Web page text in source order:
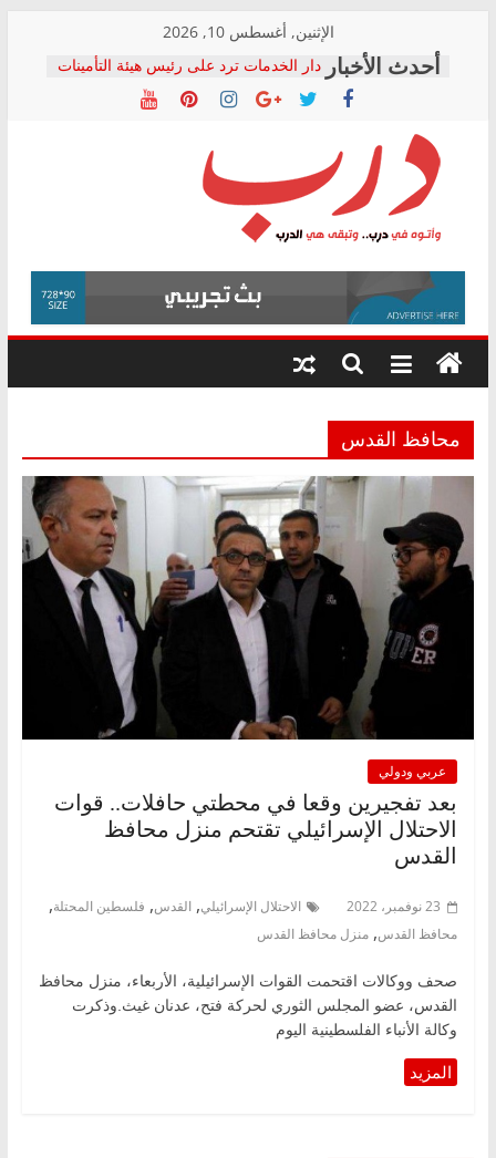
content
الإثنين, أغسطس 10, 2026
دار الخدمات ترد على رئيس هيئة التأمينات
بعد مؤتمره الصحفي: إنكار الأزمة لا ينهي
معاناة أصحاب المعاشات.. ونطالب بكشف
فرحات سليمان يكتب: القطاع الصحي إلى
أين؟
حزب التحالف الشعبي يطلق لجنة “الحق
في الصحة” بالإسكندرية لرصد الانتهاكات
ودعم المرضى
الوزاري لمدينة الصحفيين.. وانتهاء أعمال
إنشاء المبنى الإداري
المجلس القومي لحقوق الإنسان يعلن
متابعة قضية الدكتور محمد زهران.. ويؤكد:
قرينة البراءة وضمانات المحاكمة العادلة
درب
وأتوه
درب..
وتبقى
هي
محافظ القدس
عربي ودولي
بعد تفجيرين وقعا في محطتي حافلات.. قوات
الاحتلال الإسرائيلي تقتحم منزل محافظ
القدس
23 نوفمبر، 2022 الاحتلال الإسرائيلي, القدس, فلسطين المحتلة,
محافظ القدس, منزل محافظ القدس
صحف ووكالات اقتحمت القوات الإسرائيلية، الأربعاء، منزل محافظ
القدس، عضو المجلس الثوري لحركة فتح، عدنان غيث.وذكرت
وكالة الأنباء الفلسطينية اليوم